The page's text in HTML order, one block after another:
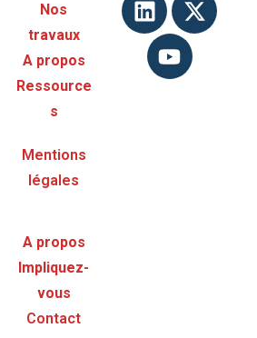
Nos
travaux
A propos
Ressource
s
Mentions
légales
A propos
Impliquez-
vous
Contact